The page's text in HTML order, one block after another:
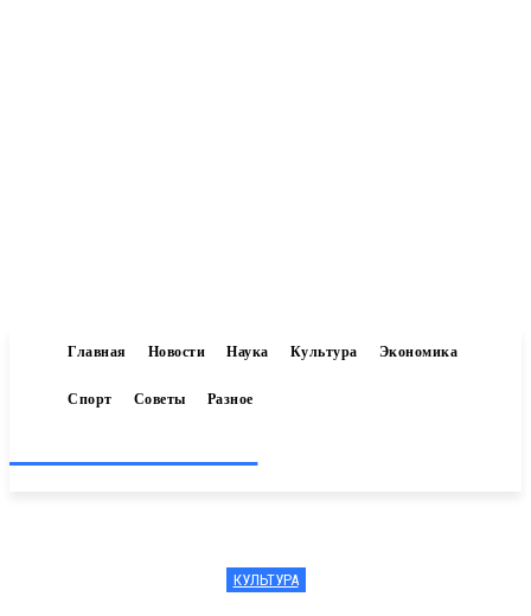
Главная Новости Наука Культура Экономика
Спорт Советы Разное
КУЛЬТУРА